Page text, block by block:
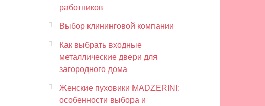
работников
Выбор клининговой компании
Как выбрать входные
металлические двери для
загородного дома
Женские пуховики MADZERINI:
особенности выбора и